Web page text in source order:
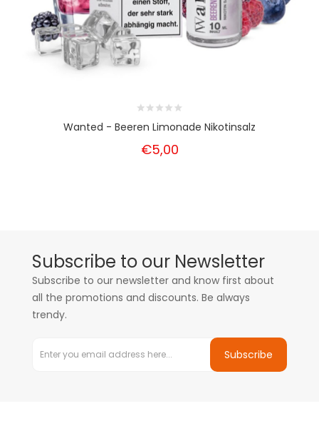
Wanted - Beeren Limonade Nikotinsalz
€5,00
Subscribe to our Newsletter
Subscribe to our newsletter and know first about
all the promotions and discounts. Be always
trendy.
Subscribe